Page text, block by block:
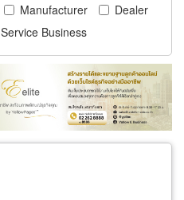
Manufacturer
Dealer
Service Business